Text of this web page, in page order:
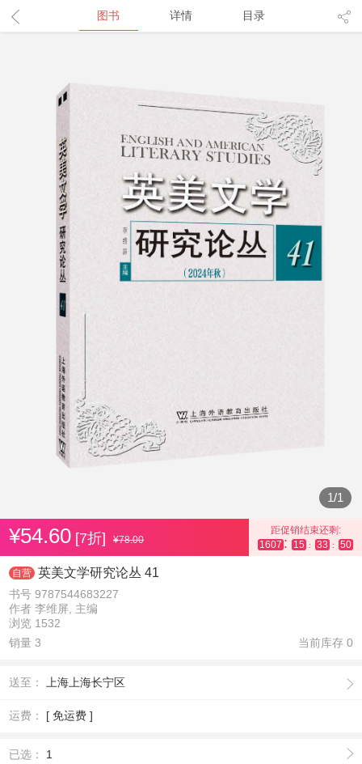
图书 详情 目录
1/1
¥54.60 [7折] ¥78.00
距促销结束还剩:
1607 : 15 : 33 : 50
自营 英美文学研究论丛 41
书号 9787544683227
作者 李维屏, 主编
浏览 1532
销量 3
当前库存 0
送至： 上海上海长宁区
运费： [ 免运费 ]
已选： 1